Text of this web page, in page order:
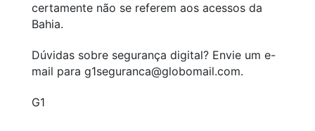
certamente não se referem aos acessos da
Bahia.
Dúvidas sobre segurança digital? Envie um e-
mail para g1seguranca@globomail.com.
G1